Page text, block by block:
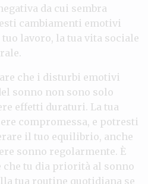
da cui sembra
cambiamenti emotivi
lavoro, la tua vita sociale
che i disturbi emotivi
sonno non sono solo
effetti duraturi. La tua
compromessa, e potresti
il tuo equilibrio, anche
sonno regolarmente. È
tu dia priorità al sonno
tua routine quotidiana se